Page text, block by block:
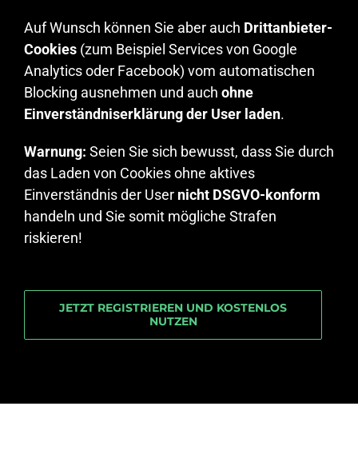
Auf Wunsch können Sie aber auch Drittanbieter-
Cookies (zum Beispiel Services von Google
Analytics oder Facebook) vom automatischen
Blocking ausnehmen und auch ohne
Einverständniserklärung der User laden.
Warnung: Seien Sie sich bewusst, dass Sie durch
das Laden von Cookies ohne aktives
Einverständnis der User nicht DSGVO-konform
handeln und Sie somit mögliche Strafen
riskieren!
JETZT REGISTRIEREN UND KOSTENLOS
NUTZEN